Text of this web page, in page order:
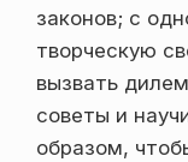
законов; с
творческую
вызвать
советы и
образом,